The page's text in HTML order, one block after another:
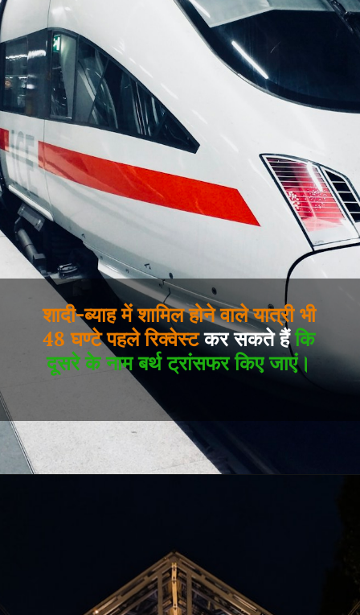
शादी-ब्याह में शामिल होने वाले यात्री भी
48 घण्टे पहले रिक्वेस्टकर सकते हैंकि
दूसरे के नाम बर्थ ट्रांसफर किए जाएं।